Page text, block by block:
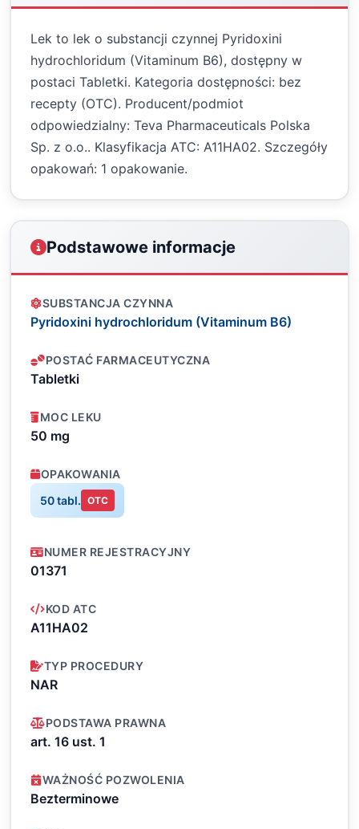
Lek to lek o substancji czynnej Pyridoxini
hydrochloridum (Vitaminum B6), dostępny w
postaci Tabletki. Kategoria dostępności: bez
recepty (OTC). Producent/podmiot
odpowiedzialny: Teva Pharmaceuticals Polska
Sp. z o.o.. Klasyfikacja ATC: A11HA02. Szczegóły
opakowań: 1 opakowanie.
Podstawowe informacje
SUBSTANCJA CZYNNA
Pyridoxini hydrochloridum (Vitaminum B6)
POSTAĆ FARMACEUTYCZNA
Tabletki
MOC LEKU
50 mg
OPAKOWANIA
50 tabl. OTC
NUMER REJESTRACYJNY
01371
KOD ATC
A11HA02
TYP PROCEDURY
NAR
PODSTAWA PRAWNA
art. 16 ust. 1
WAŻNOŚĆ POZWOLENIA
Bezterminowe